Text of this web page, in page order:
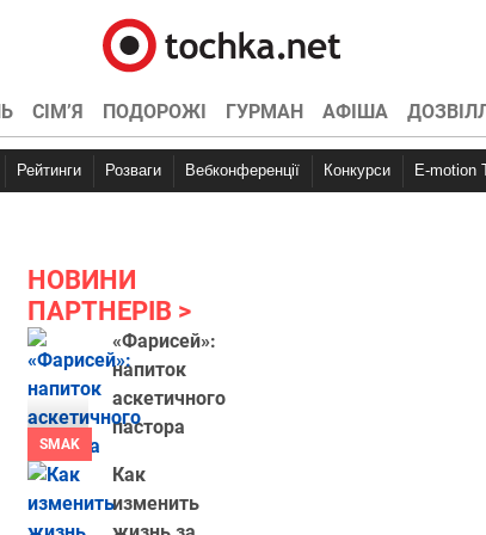
СІМ’Я ПОДОРОЖІ ГУРМАН АФІША
Рейтинги Розваги Вебконференції Конкурси E-motion
НОВИНИ
ПАРТНЕРІВ
SMAK
«Фарисей»:
напиток
аскетичного
пастора
Как
изменить